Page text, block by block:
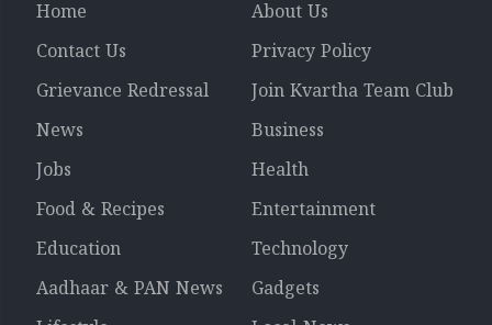
Home
About Us
Contact Us
Privacy Policy
Grievance Redressal
Join Kvartha Team Club
News
Business
Jobs
Health
Food & Recipes
Entertainment
Education
Technology
Aadhaar & PAN News
Gadgets